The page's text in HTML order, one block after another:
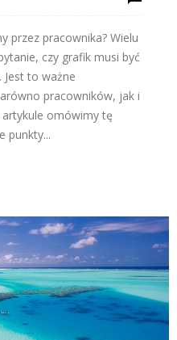
przez pracownika? Wielu
czy grafik musi być
Jest to ważne
pracowników, jak i
omówimy tę
punkty...